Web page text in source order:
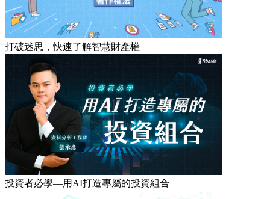
打破迷思，快速了解智慧財產權
投資者必學—用AI打造專屬的投資組合